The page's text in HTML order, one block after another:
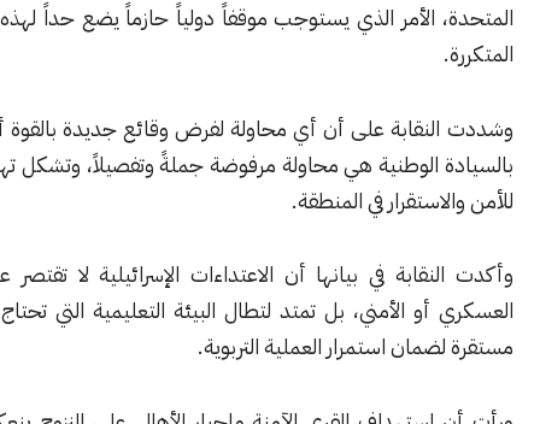
الأمر الذي يستوجب موقفاً دولياً حازماً يضع حداً لهذه الاعتداءات
على أن أي محاولة لفرض وقائع جديدة بالقوة أو المساس
الوطنية هي محاولة مرفوضة جملةً وتفصيلاً، وتشكل تهديداً مباشراً
في المنطقة.
في بيانها أن الاعتداءات الإسرائيلية لا تقتصر على الجانب
أو الأمني، بل تمتد لتطال البيئة التعليمية التي تحتاج إلى ظروف
استمرار العملية التربوية.